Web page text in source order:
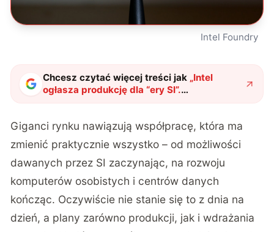
Intel Foundry
Chcesz czytać więcej treści jak „Intel
ogłasza produkcję dla “ery SI”.
Wyprodukuje specjalny chip dla
Giganci rynku nawiązują współpracę, która ma
zmienić praktycznie wszystko – od możliwości
dawanych przez SI zaczynając, na rozwoju
komputerów osobistych i centrów danych
kończąc. Oczywiście nie stanie się to z dnia na
dzień, a plany zarówno produkcji, jak i wdrażania